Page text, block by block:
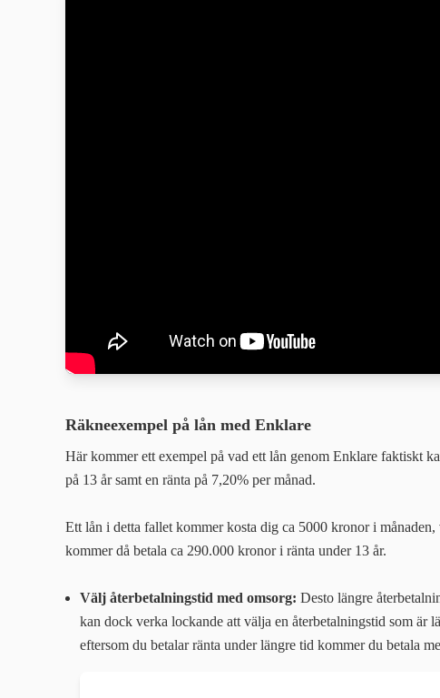
Räkneexempel på lån med Enklare
Här kommer ett exempel på vad ett lån genom Enklare faktiskt
på 13 år samt en ränta på 7,20% per månad.
Ett lån i detta fallet kommer kosta dig ca 5000 kronor i
kommer då betala ca 290.000 kronor i ränta under 13 år.
Välj återbetalningstid med omsorg: Desto längre
kan dock verka lockande att välja en återbetalningstid som är
eftersom du betalar ränta under längre tid kommer du betala